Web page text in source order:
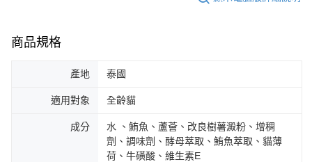
商品規格
產地 泰國
適用對象 全齡貓
成分
水 、鮪魚、蘆薈、改良樹薯澱粉、增稠
劑、調味劑、酵母萃取、鮪魚萃取、貓薄
荷、牛磺酸、維生素E